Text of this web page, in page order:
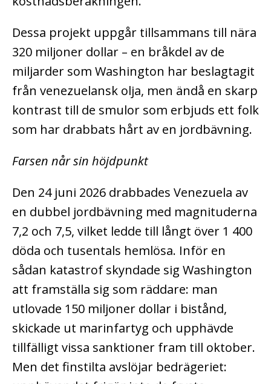
Dessa projekt uppgår tillsammans till nära
320 miljoner dollar – en bråkdel av de
miljarder som Washington har beslagtagit
från venezuelansk olja, men ändå en skarp
kontrast till de smulor som erbjuds ett folk
som har drabbats hårt av en jordbävning.
Farsen når sin höjdpunkt
Den 24 juni 2026 drabbades Venezuela av
en dubbel jordbävning med magnituderna
7,2 och 7,5, vilket ledde till långt över 1 400
döda och tusentals hemlösa. Inför en
sådan katastrof skyndade sig Washington
att framställa sig som räddare: man
utlovade 150 miljoner dollar i bistånd,
skickade ut marinfartyg och upphävde
tillfälligt vissa sanktioner fram till oktober.
Men det finstilta avslöjar bedrägeriet: